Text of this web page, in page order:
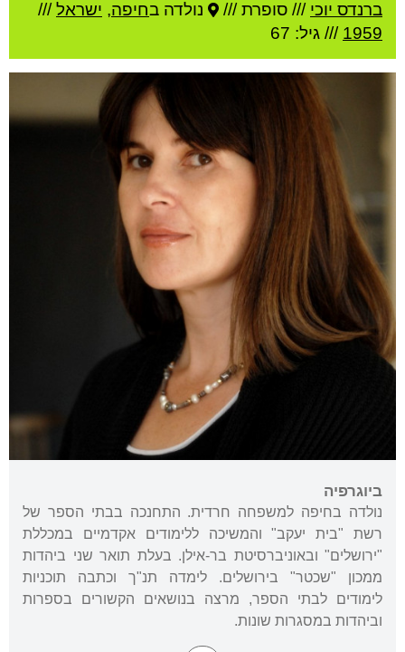
ברנדס יוכי /// סופרת /// נולדה בחיפה, ישראל///
1959 /// גיל: 67
ביוגרפיה
נולדה בחיפה למשפחה חרדית. התחנכה בבתי הספר של
רשת "בית יעקב" והמשיכה ללימודים אקדמיים במכללת
"ירושלים" ובאוניברסיטת בר-אילן. בעלת תואר שני ביהדות
ממכון "שכטר" בירושלים. לימדה תנ"ך וכתבה תוכניות
לימודים לבתי הספר, מרצה בנושאים הקשורים בספרות
וביהדות במסגרות שונות.